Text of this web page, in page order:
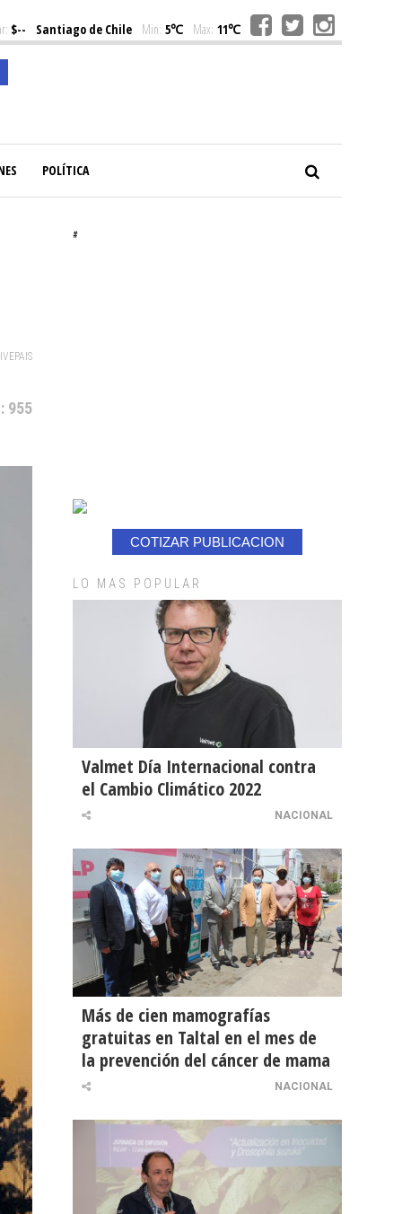
$-- Santiago de Chile Min: 5℃ Max: 11℃
POLÍTICA
955
#
COTIZAR PUBLICACION
LO MAS POPULAR
Valmet Día Internacional contra
el Cambio Climático 2022
NACIONAL
Más de cien mamografías
gratuitas en Taltal en el mes de
la prevención del cáncer de mama
NACIONAL